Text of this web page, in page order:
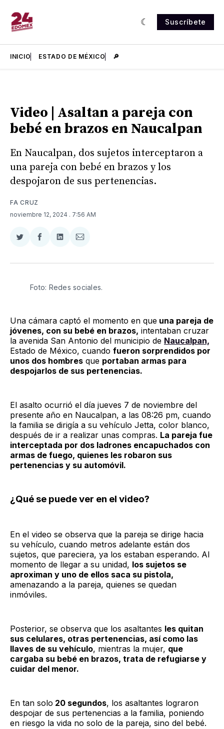
Suscríbete
INICIO ESTADO DE MÉXICO 🔎
Video | Asaltan a pareja con
bebé en brazos en Naucalpan
En Naucalpan, dos sujetos interceptaron a
una pareja con bebé en brazos y los
despojaron de sus pertenencias.
FA CRUZ
noviembre 12, 2024 . 7:56 AM
Compartir
Twitter
Compartir
Facebook
Compartir
LinkedIn
Compartir
Email
Foto: Redes sociales.
Una cámara captó el momento en que una pareja de
jóvenes, con su bebé en brazos, intentaban cruzar
la avenida San Antonio del municipio de Naucalpan,
Estado de México, cuando fueron sorprendidos por
unos dos hombres que portaban armas para
despojarlos de sus pertenencias.
El asalto ocurrió el día jueves 7 de noviembre del
presente año en Naucalpan, a las 08:26 pm, cuando
la familia se dirigía a su vehículo Jetta, color blanco,
después de ir a realizar unas compras. La pareja fue
interceptada por dos ladrones encapuchados con
armas de fuego, quienes les robaron sus
pertenencias y su automóvil.
¿Qué se puede ver en el video?
En el video se observa que la pareja se dirige hacia
su vehículo, cuando metros adelante están dos
sujetos, que pareciera, ya los estaban esperando. Al
momento de llegar a su unidad, los sujetos se
aproximan y uno de ellos saca su pistola,
amenazando a la pareja, quienes se quedan
inmóviles.
Posterior, se observa que los asaltantes les quitan
sus celulares, otras pertenencias, así como las
llaves de su vehículo, mientras la mujer, que
cargaba su bebé en brazos, trata de refugiarse y
cuidar del menor.
En tan solo 20 segundos, los asaltantes lograron
despojar de sus pertenencias a la familia, poniendo
en riesgo la vida no solo de la pareja, sino del bebé.